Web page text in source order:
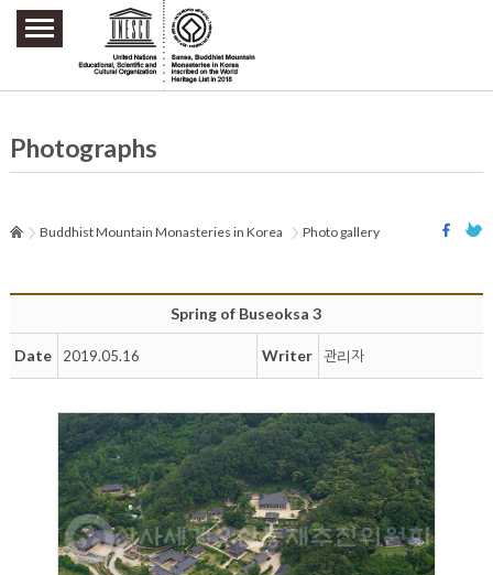
주요메뉴 바로가기
본문 바로가기
하단메뉴 바로가기
Photographs
Buddhist Mountain Monasteries in Korea Photo gallery
Spring of Buseoksa 3
Date 2019.05.16 Writer 관리자